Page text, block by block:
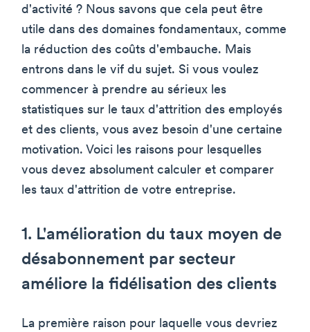
d'activité ? Nous savons que cela peut être
utile dans des domaines fondamentaux, comme
la réduction des coûts d'embauche. Mais
entrons dans le vif du sujet. Si vous voulez
commencer à prendre au sérieux les
statistiques sur le taux d'attrition des employés
et des clients, vous avez besoin d'une certaine
motivation. Voici les raisons pour lesquelles
vous devez absolument calculer et comparer
les taux d'attrition de votre entreprise.
1. L'amélioration du taux moyen de
désabonnement par secteur
améliore la fidélisation des clients
La première raison pour laquelle vous devriez